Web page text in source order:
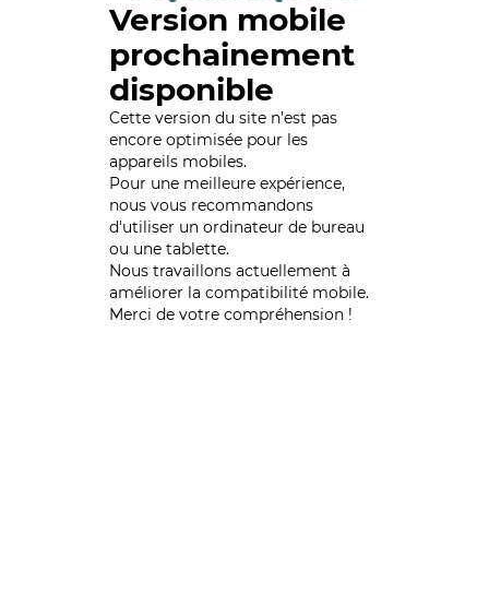
Version mobile
prochainement
disponible
Cette version du site n’est pas
encore optimisée pour les
appareils mobiles.
Pour une meilleure expérience,
nous vous recommandons
d'utiliser un ordinateur de bureau
ou une tablette.
Nous travaillons actuellement à
améliorer la compatibilité mobile.
Merci de votre compréhension !